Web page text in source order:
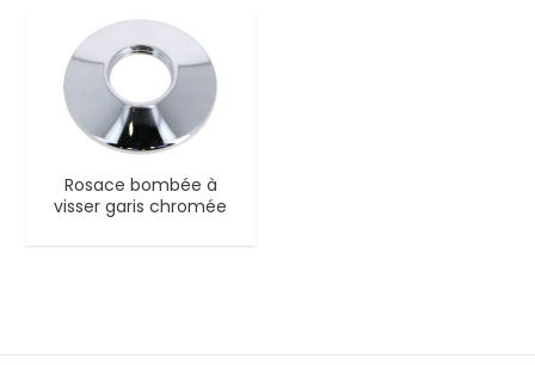
Rosace bombée à
visser garis chromée